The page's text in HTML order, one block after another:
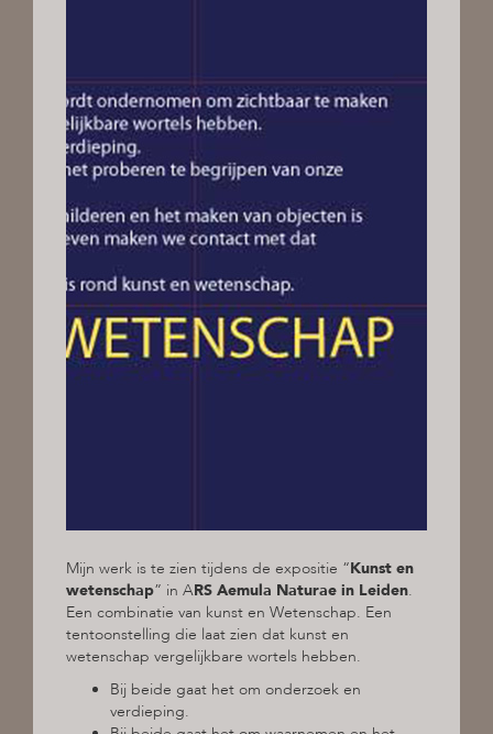
Mijn werk is te zien tijdens de expositie “Kunst en
wetenschap” in ARS Aemula Naturae in Leiden.
Een combinatie van kunst en Wetenschap. Een
tentoonstelling die laat zien dat kunst en
wetenschap vergelijkbare wortels hebben.
Bij beide gaat het om onderzoek en
verdieping.